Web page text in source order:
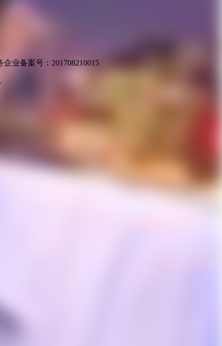
业备案号：201708210015